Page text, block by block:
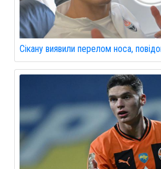
Сікану виявили перелом носа,